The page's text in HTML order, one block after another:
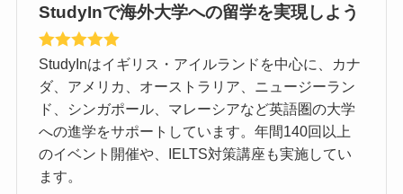
StudyInで海外大学への留学を実現しよう
StudyInはイギリス・アイルランドを中心に、カナ
ダ、アメリカ、オーストラリア、ニュージーラン
ド、シンガポール、マレーシアなど英語圏の大学
への進学をサポートしています。年間140回以上
のイベント開催や、IELTS対策講座も実施してい
ます。